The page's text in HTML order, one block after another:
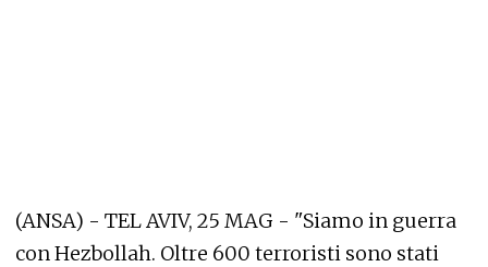
(ANSA) - TEL AVIV, 25 MAG - "Siamo in guerra
con Hezbollah. Oltre 600 terroristi sono stati